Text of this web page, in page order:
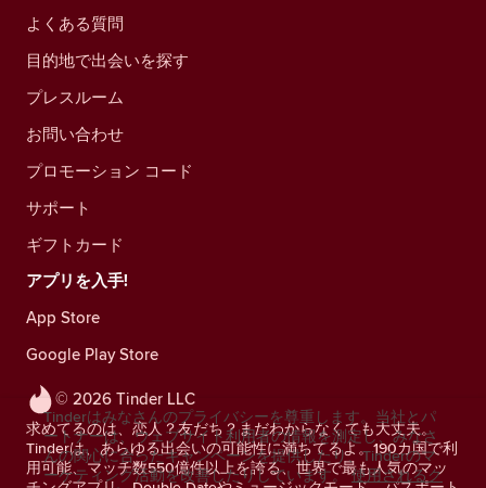
© 2026 Tinder LLC
求めてるのは、恋人？友だち？まだわからなくても大丈夫。
Tinderは、あらゆる出会いの可能性に満ちてるよ。190カ国で利
用可能、マッチ数550億件以上を誇る、世界で最も人気のマッ
よくある質問
目的地で出会いを探す
プレスルーム
お問い合わせ
プロモーション コード
サポート
ギフトカード
アプリを入手!
App Store
Google Play Store
Tinderはみなさんのプライバシーを尊重します。当社とパ
ートナーは、ウェブサイト利用者の情報を測定し、みなさ
んの関心に合ったキャンペーンを提供したり、Tinderのマ
ーケティング活動を改善したりしています。 使用されるク